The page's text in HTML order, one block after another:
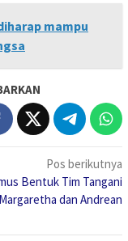
mampu
Pos berikutnya
Bentuk Tim Tangani
Margaretha dan Andrean